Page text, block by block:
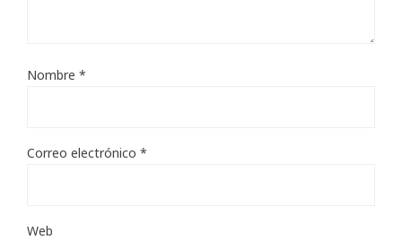
Nombre *
Correo electrónico *
Web